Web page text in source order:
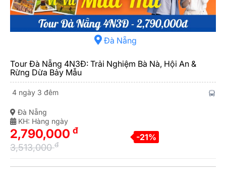
Đà Nẵng
Tour Đà Nẵng 4N3Đ: Trải Nghiệm Bà Nà, Hội An &
Rừng Dừa Bảy Mẫu
4 ngày 3 đêm
Đà Nẵng
KH: Hàng ngày
2,790,000 đ
3,513,000đ
-21%